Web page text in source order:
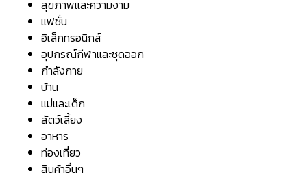
สุขภาพและความงาม
แฟชั่น
อิเล็กทรอนิกส์
อุปกรณ์กีฬาและชุดออก
กำลังกาย
บ้าน
แม่และเด็ก
สัตว์เลี้ยง
อาหาร
ท่องเที่ยว
สินค้าอื่นๆ